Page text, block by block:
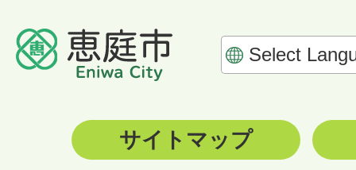
サイトマップ